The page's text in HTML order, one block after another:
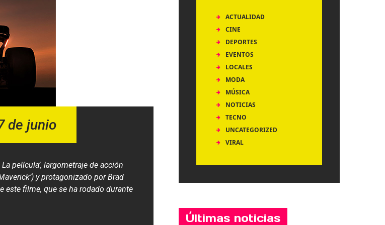
de junio
película’, largometraje de acción
y protagonizado por Brad
este filme, que se ha rodado durante
ACTUALIDAD
CINE
DEPORTES
EVENTOS
LOCALES
MODA
MÚSICA
NOTICIAS
TECNO
UNCATEGORIZED
VIRAL
Últimas noticias